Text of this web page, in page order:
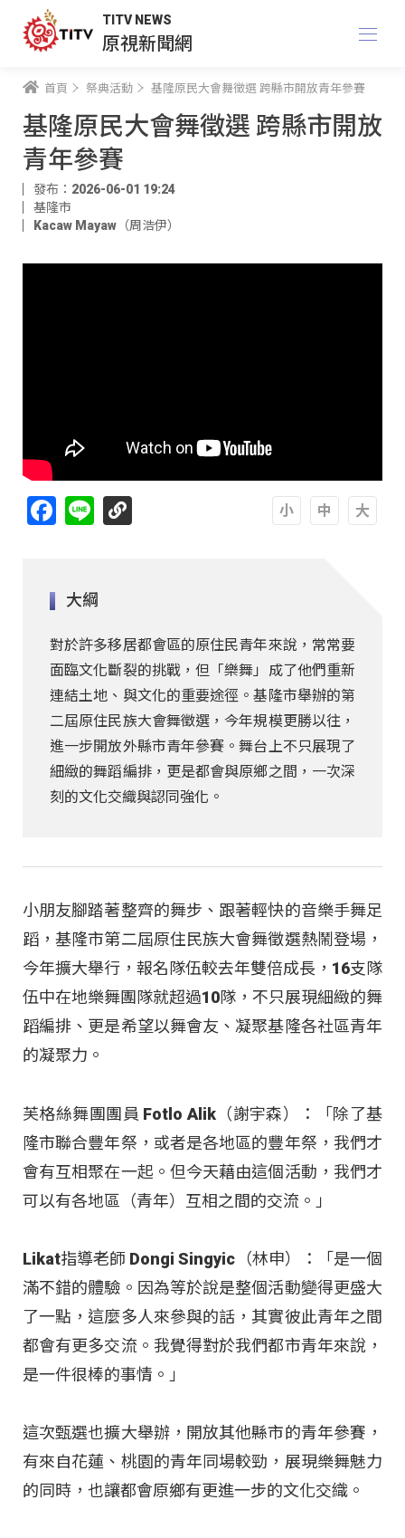
TITV NEWS
原視新聞網
首頁 祭典活動 基隆原民大會舞徵選 跨縣市開放青年參賽
基隆原民大會舞徵選 跨縣市開放
青年參賽
發布：2026-06-01 19:24
基隆市
Kacaw Mayaw（周浩伊）
Facebook
Line
大綱
對於許多移居都會區的原住民青年來說，常常要
面臨文化斷裂的挑戰，但「樂舞」成了他們重新
連結土地、與文化的重要途徑。基隆市舉辦的第
二屆原住民族大會舞徵選，今年規模更勝以往，
進一步開放外縣市青年參賽。舞台上不只展現了
細緻的舞蹈編排，更是都會與原鄉之間，一次深
刻的文化交織與認同強化。
小朋友腳踏著整齊的舞步、跟著輕快的音樂手舞足
蹈，基隆市第二屆原住民族大會舞徵選熱鬧登場，
今年擴大舉行，報名隊伍較去年雙倍成長，16支隊
伍中在地樂舞團隊就超過10隊，不只展現細緻的舞
蹈編排、更是希望以舞會友、凝聚基隆各社區青年
的凝聚力。
芙格絲舞團團員 Fotlo Alik（謝宇森）：「除了基
隆市聯合豐年祭，或者是各地區的豐年祭，我們才
會有互相聚在一起。但今天藉由這個活動，我們才
可以有各地區（青年）互相之間的交流。」
Likat指導老師 Dongi Singyic（林申）：「是一個
滿不錯的體驗。因為等於說是整個活動變得更盛大
了一點，這麼多人來參與的話，其實彼此青年之間
都會有更多交流。我覺得對於我們都市青年來說，
是一件很棒的事情。」
這次甄選也擴大舉辦，開放其他縣市的青年參賽，
有來自花蓮、桃園的青年同場較勁，展現樂舞魅力
的同時，也讓都會原鄉有更進一步的文化交織。